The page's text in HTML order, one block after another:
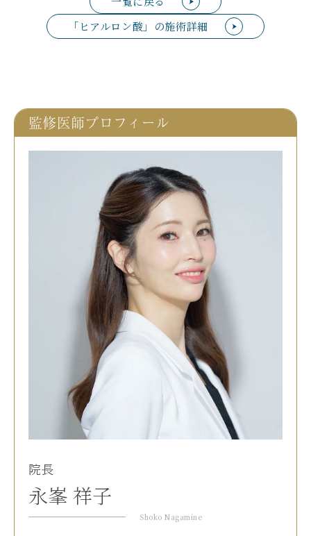
「ヒアルロン酸」の施術詳細
監修医師プロフィール
院長
永峯 祥子
Shoko Nagamine